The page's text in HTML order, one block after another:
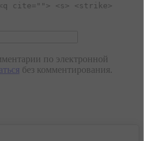
cite=""> <s> <strike>
по электронной
без комментирования.